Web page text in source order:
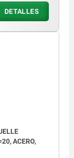
DETALLES
ACERO,